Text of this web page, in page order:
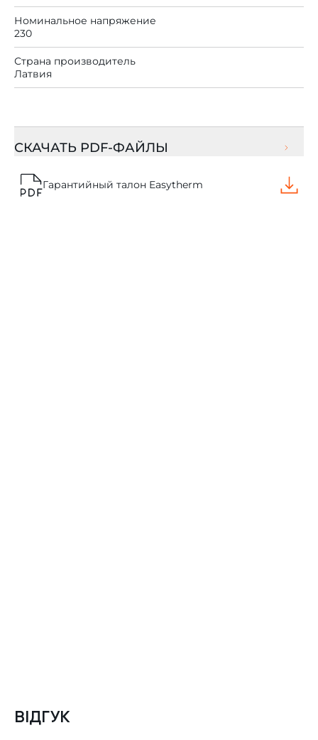
Номинальное напряжение
230
Страна производитель
Латвия
СКАЧАТЬ PDF-ФАЙЛЫ
Гарантийный талон Easytherm
ВІДГУК